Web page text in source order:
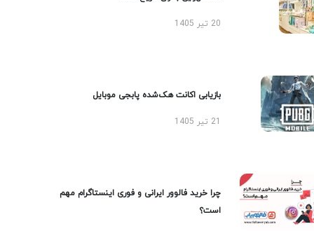
20 تیر 1405
بازیابی اکانت هک‌شده پابجی موبایل
چرا خرید فالوور ایرانی و فوری اینستاگرام مهم
است؟